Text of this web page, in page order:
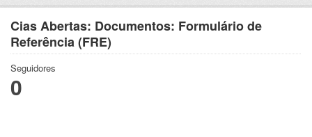
Cias Abertas: Documentos: Formulário de
Referência (FRE)
Seguidores
0